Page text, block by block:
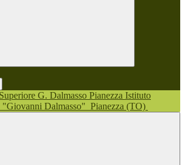
Istituto
"Giovanni Dalmasso" Pianezza (TO)